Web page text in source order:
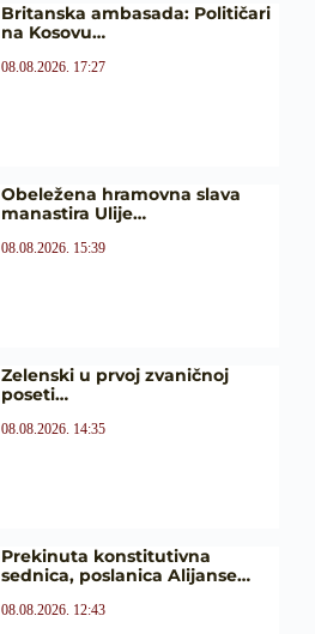
Britanska ambasada: Političari
na Kosovu…
08.08.2026. 17:27
Obeležena hramovna slava
manastira Ulije…
08.08.2026. 15:39
Zelenski u prvoj zvaničnoj
poseti…
08.08.2026. 14:35
Prekinuta konstitutivna
sednica, poslanica Alijanse…
08.08.2026. 12:43